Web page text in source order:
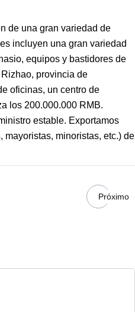
de una gran variedad de
incluyen una gran variedad
equipos y bastidores de
provincia de
oficinas, un centro de
los 200.000.000 RMB.
estable. Exportamos
minoristas, etc.) de
Próximo